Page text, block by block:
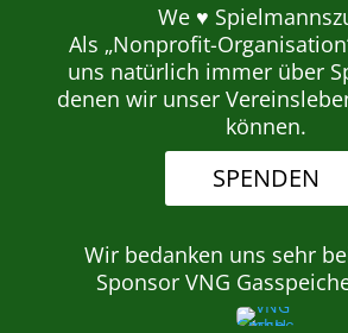
We ♥
Als „Nonprofit-
uns natürlich immer über
denen wir unser
können.
SPENDEN
Wir bedanken uns sehr
Sponsor VNG